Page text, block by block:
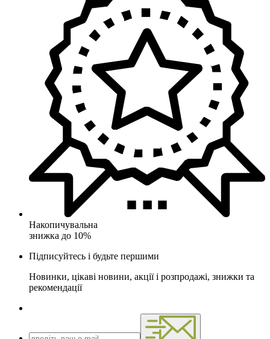
Накопичувальна
знижка до 10%
Підписуйтесь і будьте першими
Новинки, цікаві новини, акції і розпродажі, знижки та
рекомендації